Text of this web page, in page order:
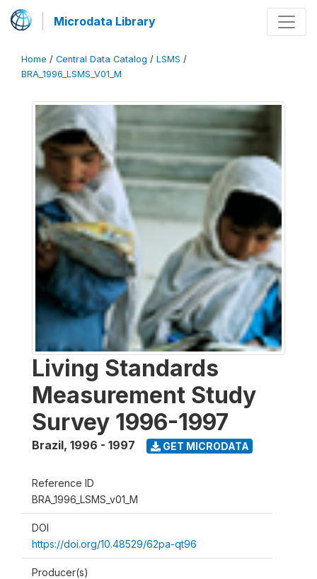
Microdata Library
Home / Central Data Catalog / LSMS /
BRA_1996_LSMS_V01_M
Living Standards
Measurement Study
Survey 1996-1997
Brazil, 1996 - 1997 GET MICRODATA
Reference ID
BRA_1996_LSMS_v01_M
DOI
https://doi.org/10.48529/62pa-qt96
Producer(s)